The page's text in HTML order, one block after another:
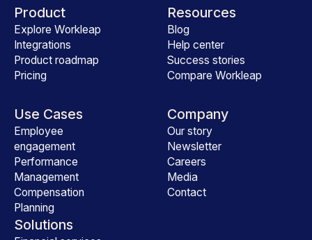
Product
Explore Workleap
Integrations
Product roadmap
Pricing
Use Cases
Employee
engagement
Performance
Management
Compensation
Planning
Solutions
Resources
Blog
Help center
Success stories
Compare Workleap
Company
Our story
Newsletter
Careers
Media
Contact